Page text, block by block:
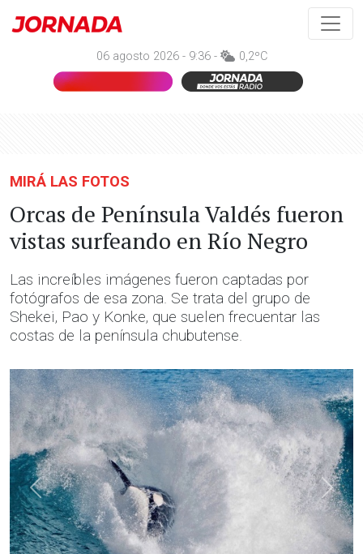
06 agosto 2026 - 9:36 - 0,2ºC
MIRÁ LAS FOTOS
Orcas de Península Valdés fueron
vistas surfeando en Río Negro
Las increíbles imágenes fueron captadas por
fotógrafos de esa zona. Se trata del grupo de
Shekei, Pao y Konke, que suelen frecuentar las
costas de la península chubutense.
Anterior